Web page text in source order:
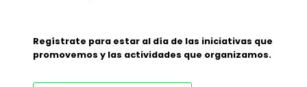
Regístrate para estar al día de las iniciativas que
promovemos y las actividades que organizamos.